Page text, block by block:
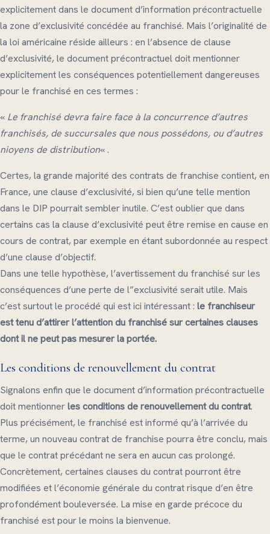
explicitement dans le document d’information précontractuelle
la zone d’exclusivité concédée au franchisé. Mais l’originalité de
la loi américaine réside ailleurs : en l’absence de clause
d’exclusivité, le document précontractuel doit mentionner
explicitement les conséquences potentiellement dangereuses
pour le franchisé en ces termes :
« Le franchisé devra faire face à la concurrence d’autres
franchisés, de succursales que nous possédons, ou d’autres
nioyens de distribution« .
Certes, la grande majorité des contrats de franchise contient, en
France, une clause d’exclusivité, si bien qu’une telle mention
dans le DIP pourrait sembler inutile. C’est oublier que dans
certains cas la clause d’exclusivité peut être remise en cause en
cours de contrat, par exemple en étant subordonnée au respect
d’une clause d’objectif.
Dans une telle hypothèse, l’avertissement du franchisé sur les
conséquences d’une perte de l”exclusivité serait utile. Mais
c’est surtout le procédé qui est ici intéressant : le franchiseur
est tenu d’attirer l’attention du franchisé sur certaines clauses
dont il ne peut pas mesurer la portée.
Les conditions de renouvellement du contrat
Signalons enfin que le document d’information précontractuelle
doit mentionnerles conditions de renouvellement du contrat.
Plus précisément, le franchisé est informé qu’à l’arrivée du
terme, un nouveau contrat de franchise pourra être conclu, mais
que le contrat précédant ne sera en aucun cas prolongé.
Concrètement, certaines clauses du contrat pourront être
modifiées et l’économie générale du contrat risque d’en être
profondément bouleversée. La mise en garde précoce du
franchisé est pour le moins la bienvenue.